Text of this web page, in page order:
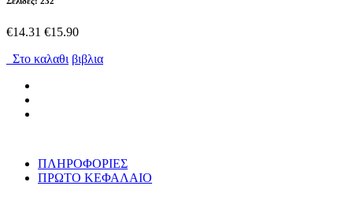
€14.31 €15.90
Στο καλαθι βιβλια
ΠΛΗΡΟΦΟΡΙΕΣ
ΠΡΩΤΟ ΚΕΦΑΛΑΙΟ